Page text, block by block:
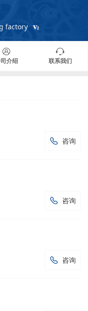
factory
介绍 联系我们
 咨询
 咨询
 咨询